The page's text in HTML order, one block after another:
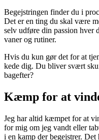
Begejstringen finder du i
Det er en ting du skal være
selv udføre din passion hver
vaner og rutiner.
Hvis du kun gør det for at
kede dig. Du bliver svært
bagefter?
Kæmp for at
Jeg har altid kæmpet for at
for mig om jeg vandt eller
i en kamp der begejstrer.